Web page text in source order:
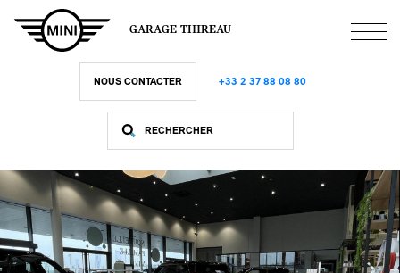
contenu
GARAGE THIREAU
NOUS CONTACTER +33 2 37 88 08 80